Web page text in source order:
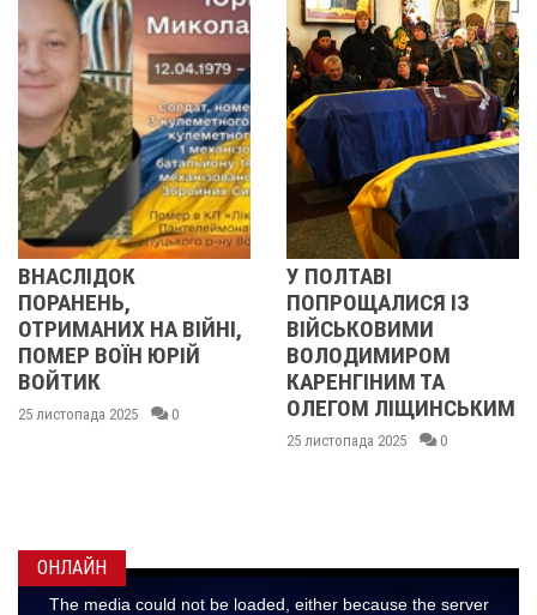
У ПОЛТАВІ
ПОПРОЩАЛИСЯ ІЗ
ВІЙСЬКОВИМИ
ВОЛОДИМИРОМ
КАРЕНГІНИМ ТА
ОЛЕГОМ ЛІЩИНСЬКИМ
У ПОЛТАВІ
ПОПРОЩАЛИСЯ ІЗ
БІЙЦЯМИ
ОЛЕКСАНДРОМ
ІВАЩЕНКОМ,
ДМИТРОМ
КИСЛИЧЕНКОМ ТА
ОНЛАЙН